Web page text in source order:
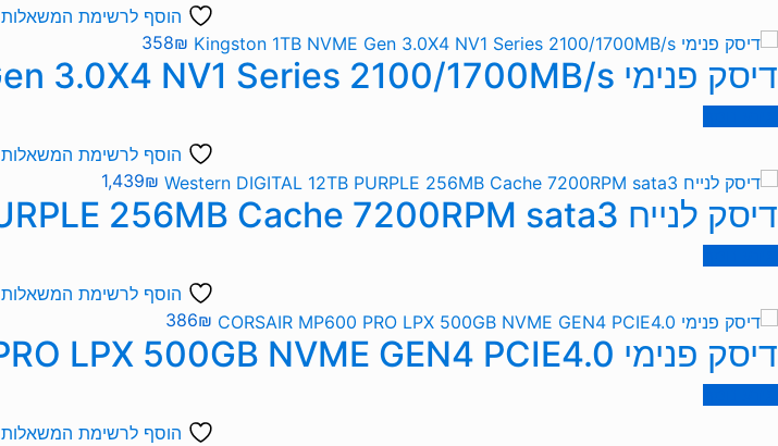
הוסף לרשימת המשאלות
358₪
דיסק פנימי Kingston 1TB NVME Gen 3.0X4 NV1 Series 2100/1700MB/s
הוסף לרשימת המשאלות
1,439₪
דיסק לנייח Western DIGITAL 12TB PURPLE 256MB Cache 7200RPM sata3
הוסף לרשימת המשאלות
386₪
דיסק פנימי CORSAIR MP600 PRO LPX 500GB NVME GEN4 PCIE4.0
הוסף לרשימת המשאלות